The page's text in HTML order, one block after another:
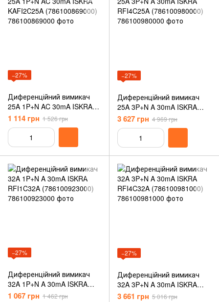
−27%
Диференційний вимикач
25A 1P+N AC 30mA ISKRA
KAFI2С25A (786100869000)
1 114 грн 1 526 грн
−27%
Диференційний вимикач
25A 3P+N A 30mA ISKRA
RFI4C25A (786100980000)
3 627 грн 4 969 грн
−27%
Диференційний вимикач
32A 1P+N A 30mA ISKRA
RFI1C32A (786100923000)
1 067 грн 1 462 грн
−27%
Диференційний вимикач
32A 3P+N A 30mA ISKRA
RFI4C32A (786100981000)
3 661 грн 5 016 грн